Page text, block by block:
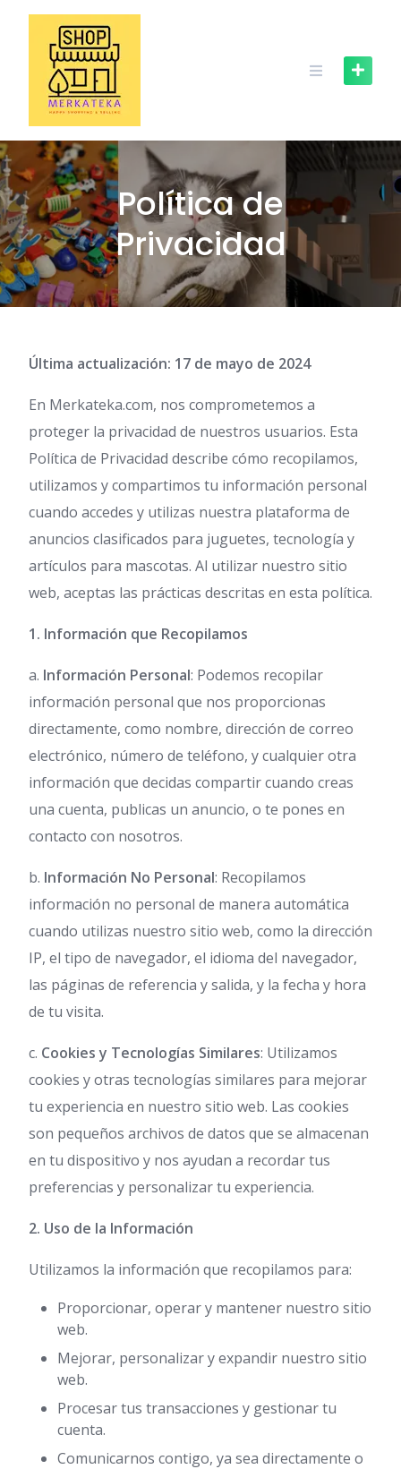
Política de
Privacidad
Última actualización: 17 de mayo de 2024
En Merkateka.com, nos comprometemos a
proteger la privacidad de nuestros usuarios. Esta
Política de Privacidad describe cómo recopilamos,
utilizamos y compartimos tu información personal
cuando accedes y utilizas nuestra plataforma de
anuncios clasificados para juguetes, tecnología y
artículos para mascotas. Al utilizar nuestro sitio
web, aceptas las prácticas descritas en esta política.
1. Información que Recopilamos
a. Información Personal: Podemos recopilar
información personal que nos proporcionas
directamente, como nombre, dirección de correo
electrónico, número de teléfono, y cualquier otra
información que decidas compartir cuando creas
una cuenta, publicas un anuncio, o te pones en
contacto con nosotros.
b. Información No Personal: Recopilamos
información no personal de manera automática
cuando utilizas nuestro sitio web, como la dirección
IP, el tipo de navegador, el idioma del navegador,
las páginas de referencia y salida, y la fecha y hora
de tu visita.
c. Cookies y Tecnologías Similares: Utilizamos
cookies y otras tecnologías similares para mejorar
tu experiencia en nuestro sitio web. Las cookies
son pequeños archivos de datos que se almacenan
en tu dispositivo y nos ayudan a recordar tus
preferencias y personalizar tu experiencia.
2. Uso de la Información
Utilizamos la información que recopilamos para:
Proporcionar, operar y mantener nuestro sitio
web.
Mejorar, personalizar y expandir nuestro sitio
web.
Procesar tus transacciones y gestionar tu
cuenta.
Comunicarnos contigo, ya sea directamente o